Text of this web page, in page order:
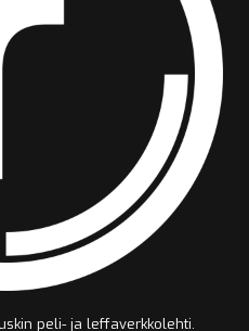
peli- ja leffaverkkolehti.